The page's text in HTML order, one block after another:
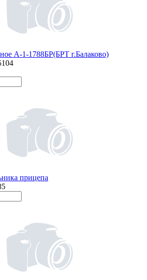
А-1-1788БР(БРТ г.Балаково)
прицепа